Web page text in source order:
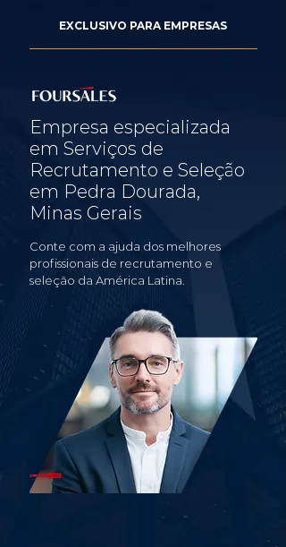
EXCLUSIVO PARA EMPRESAS
Empresa especializada
em Serviços de
Recrutamento e Seleção
em Pedra Dourada,
Minas Gerais
Conte com a ajuda dos melhores
profissionais de recrutamento e
seleção da América Latina.